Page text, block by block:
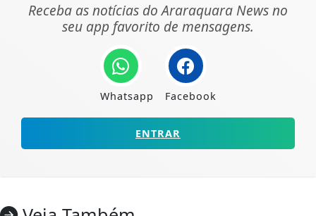
Receba as notícias do Araraquara News no
seu app favorito de mensagens.
Whatsapp Facebook
ENTRAR